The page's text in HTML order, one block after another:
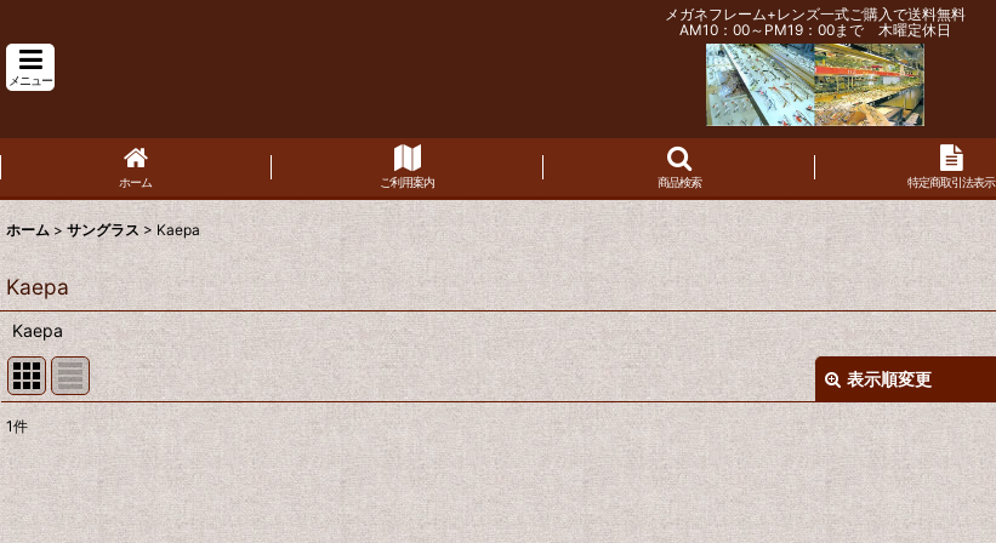
メガネフレーム+レンズ一式ご購入で送料無料
AM10：00～PM19：00まで 木曜定休日
メニュー
ホーム ご利用案内 商品検索 特定商取引法表示
ホーム > サングラス > Kaepa
Kaepa
Kaepa
表示順変更
表示数
並び順:
1件